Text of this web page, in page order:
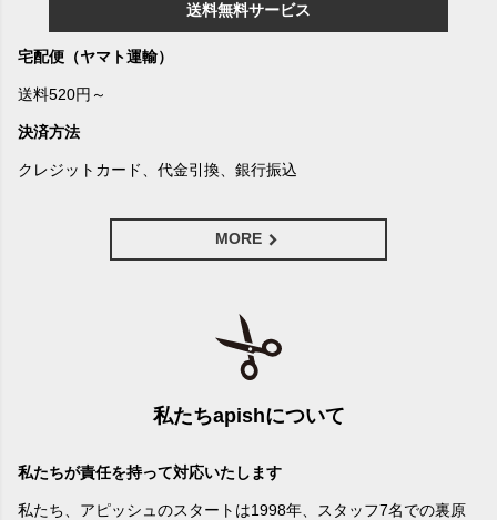
送料無料サービス
宅配便（ヤマト運輸）
送料520円～
決済方法
クレジットカード、代金引換、銀行振込
MORE
私たちapishについて
私たちが責任を持って対応いたします
私たち、アピッシュのスタートは1998年、スタッフ7名での裏原